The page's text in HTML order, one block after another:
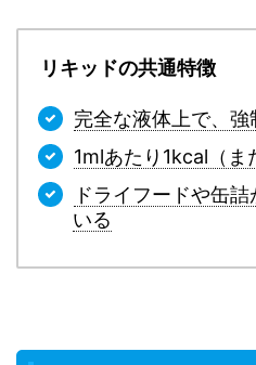
リキッドの共通特徴
完全な液体上で、強
1mlあたり1kcal（ま
ドライフードや缶
いる